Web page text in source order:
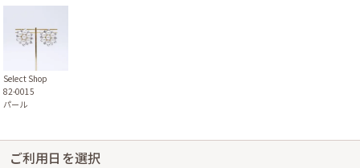
Select Shop
82-0015
パール
ご利用日を選択